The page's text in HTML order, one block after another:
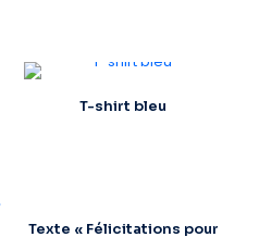
T-shirt bleu
Texte « Félicitations pour